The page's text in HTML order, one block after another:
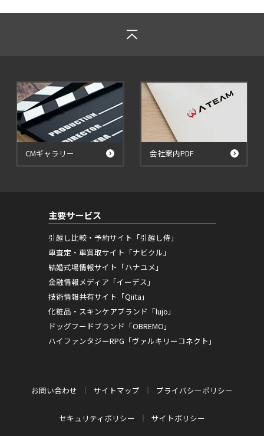
CMギャラリー 会社案内PDF
主要サービス
引越し比較・予約サイト「引越し侍」
車査定・車買取サイト「ナビクル」
結婚式場情報サイト「ハナユメ」
金融情報メディア「イーデス」
技術情報共有サイト「Qiita」
化粧品・スキンケアブランド「lujo」
ドッグフードブランド「OBREMO」
ハイファンタジーRPG「ヴァルキリーコネクト」
お問い合わせ サイトマップ プライバシーポリシー
セキュリティポリシー サイトポリシー